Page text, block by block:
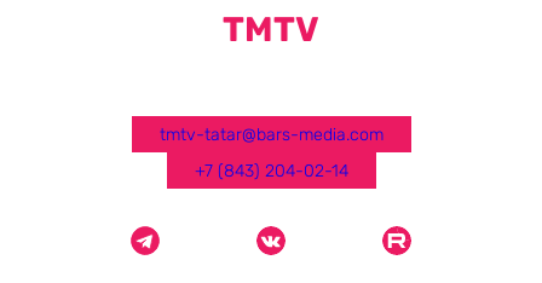
TMTV
tmtv-tatar@bars-media.com
+7 (843) 204-02-14